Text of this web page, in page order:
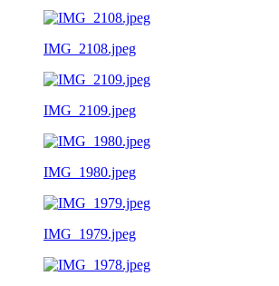
IMG_2108.jpeg
IMG_2109.jpeg
IMG_1980.jpeg
IMG_1979.jpeg